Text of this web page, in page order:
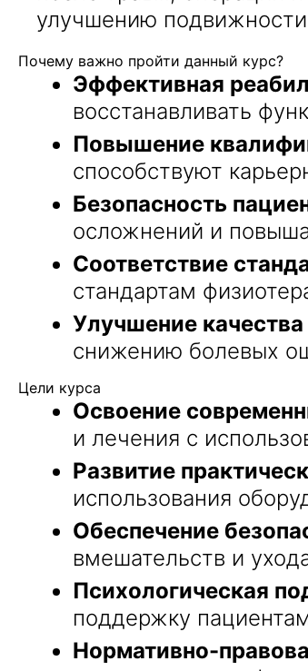
улучшению
Почему важно пройти данный курс?
Эффективная
восстанавливать
Повышение
способствуют
Безопасность
осложнений и
Соответствие
стандартам
Улучшение
снижению болевых
Цели курса
Освоение
и лечения с
Развитие
использования
Обеспечение
вмешательств и
Психологическая
поддержку
Нормативно-